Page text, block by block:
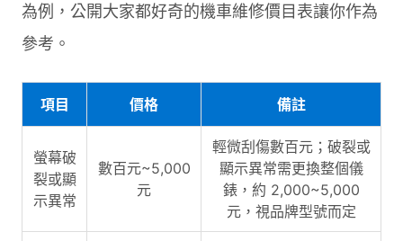
為例，公開大家都好奇的機車維修價目表讓你作為
參考。
項目 價格 備註
螢幕破
裂或顯
示異常
數百元~5,000
元
輕微刮傷數百元；破裂或
顯示異常需更換整個儀
錶，約 2,000~5,000
元，視品牌型號而定